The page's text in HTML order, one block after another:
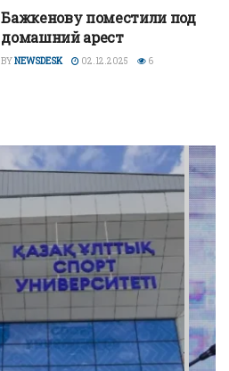
Бажкенову поместили под
домашний арест
BYNEWSDESK 02.12.2025 6